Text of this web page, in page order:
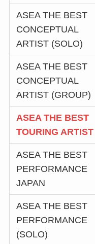
ASEA THE BEST
CONCEPTUAL
ARTIST (SOLO)
ASEA THE BEST
CONCEPTUAL
ARTIST (GROUP)
ASEA THE BEST
TOURING ARTIST
ASEA THE BEST
PERFORMANCE
JAPAN
ASEA THE BEST
PERFORMANCE
(SOLO)